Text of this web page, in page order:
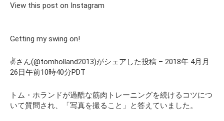
View this post on Instagram
Getting my swing on!
✌️さん(@tomholland2013)がシェアした投稿 – 2018年 4月月
26日午前10時40分PDT
トム・ホランドが過酷な筋肉トレーニングを続けるコツにつ
いて質問され、「写真を撮ること」と答えていました。